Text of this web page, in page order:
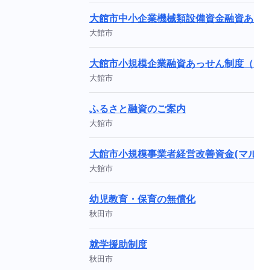
大館市中小企業機械類設備資金融資
大館市
大館市小規模企業融資あっせん制度（
大館市
ふるさと融資のご案内
大館市
大館市小規模事業者経営改善資金(マ
大館市
幼児教育・保育の無償化
秋田市
就学援助制度
秋田市